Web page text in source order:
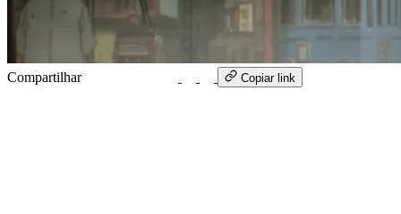
Compartilhar Copiar link